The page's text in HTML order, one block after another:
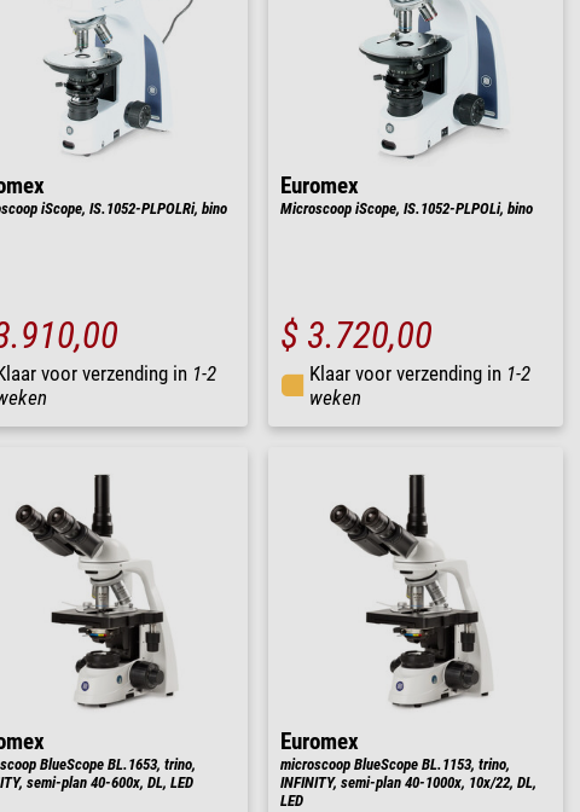
iScope, IS.1052-PLPOLRi, bino
voor verzending in 1-2
Euromex
Microscoop iScope, IS.1052-PLPOLi, bino
$ 3.720,00
Klaar voor verzending in 1-2
weken
BlueScope BL.1653, trino,
semi-plan 40-600x, DL, LED
Euromex
microscoop BlueScope BL.1153, trino,
INFINITY, semi-plan 40-1000x, 10x/22, DL,
LED